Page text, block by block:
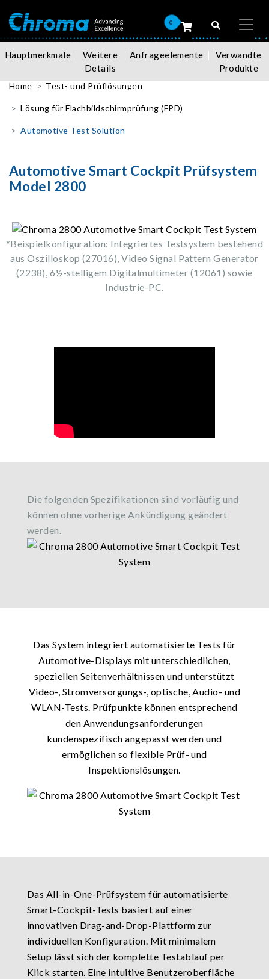
0
Hauptmerkmale
Weitere
Details
Anfrageelemente
Verwandte
Produkte
Home Test- und Prüflösungen
Lösung für Flachbildschirmprüfung (FPD)
Automotive Test Solution
Automotive Smart Cockpit Prüfsystem
Model 2800
*Beispielkonfiguration: Integriertes Testsystem bestehend
aus Oszilloskop (27016), Video Signal Pattern Generator
(2238), 6½-stelligem Digitalmultimeter (12061) sowie
Industrie-PC.
Die folgenden Spezifikationen sind vorläufig und
können ohne vorherige Ankündigung geändert
werden.
Das System integriert automatisierte Tests für
Automotive-Displays mit unterschiedlichen,
speziellen Seitenverhältnissen und unterstützt
Video-, Stromversorgungs-, optische, Audio- und
WLAN-Tests. Prüfpunkte können entsprechend
den Anwendungsanforderungen
kundenspezifisch angepasst werden und
ermöglichen so flexible Prüf- und
Inspektionslösungen.
Das All-in-One-Prüfsystem für automatisierte
Smart-Cockpit-Tests basiert auf einer
innovativen Drag-and-Drop-Plattform zur
individuellen Konfiguration. Mit minimalem
Setup lässt sich der komplette Testablauf per
Klick starten. Eine intuitive Benutzeroberfläche